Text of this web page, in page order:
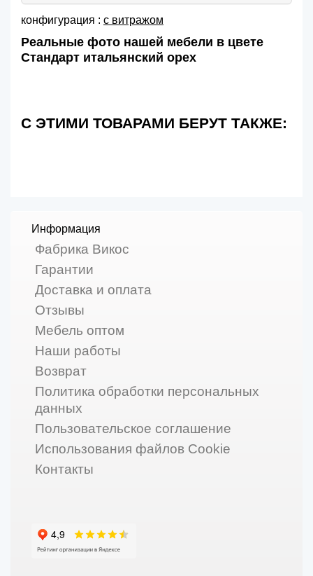
конфигурация : с витражом
Реальные фото нашей мебели в цвете
Стандарт итальянский орех
С ЭТИМИ ТОВАРАМИ БЕРУТ ТАКЖЕ:
Информация
Фабрика Викос
Гарантии
Доставка и оплата
Отзывы
Мебель оптом
Наши работы
Возврат
Политика обработки персональных
данных
Пользовательское соглашение
Использования файлов Cookie
Контакты